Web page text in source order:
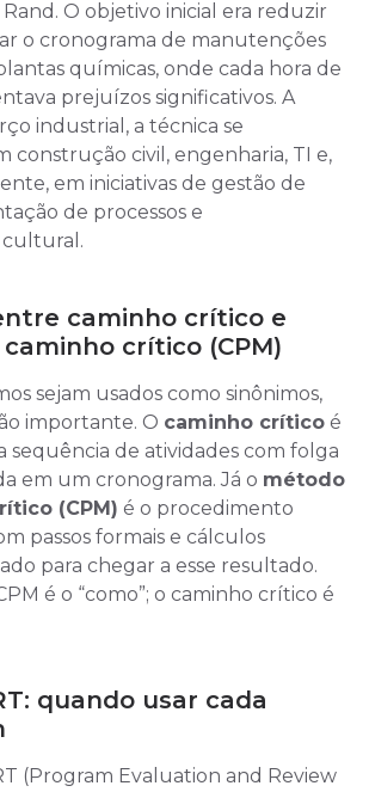
O objetivo inicial era reduzir
o cronograma de manutenções
químicas, onde cada hora de
prejuízos significativos. A
industrial, a técnica se
construção civil, engenharia, TI e,
em iniciativas de gestão de
de processos e
caminho crítico e
crítico (CPM)
sejam usados como sinônimos,
importante. O caminho crítico é
de atividades com folga
em um cronograma. Já o método
(CPM) é o procedimento
passos formais e cálculos
para chegar a esse resultado.
é o “como”; o caminho crítico é
quando usar cada
(Program Evaluation and Review